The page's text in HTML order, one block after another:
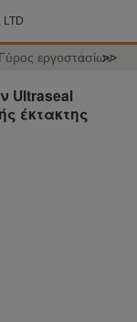
LTD
Γύρος εργοστασίων
>>
Ultraseal
έκτακτης